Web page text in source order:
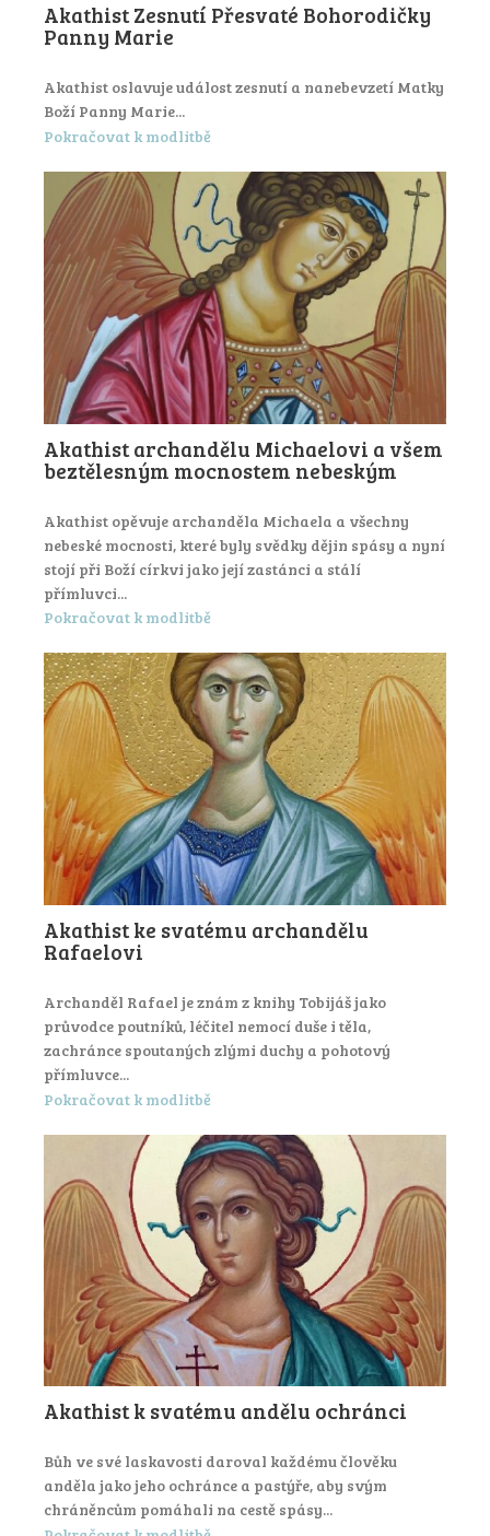
Akathist Zesnutí Přesvaté Bohorodičky
Panny Marie
Akathist oslavuje událost zesnutí a nanebevzetí Matky
Boží Panny Marie...
Pokračovat k modlitbě
Akathist archandělu Michaelovi a všem
beztělesným mocnostem nebeským
Akathist opěvuje archanděla Michaela a všechny
nebeské mocnosti, které byly svědky dějin spásy a nyní
stojí při Boží církvi jako její zastánci a stálí
přímluvci...
Pokračovat k modlitbě
Akathist ke svatému archandělu
Rafaelovi
Archanděl Rafael je znám z knihy Tobijáš jako
průvodce poutníků, léčitel nemocí duše i těla,
zachránce spoutaných zlými duchy a pohotový
přímluvce...
Pokračovat k modlitbě
Akathist k svatému andělu ochránci
Bůh ve své laskavosti daroval každému člověku
anděla jako jeho ochránce a pastýře, aby svým
chráněncům pomáhali na cestě spásy...